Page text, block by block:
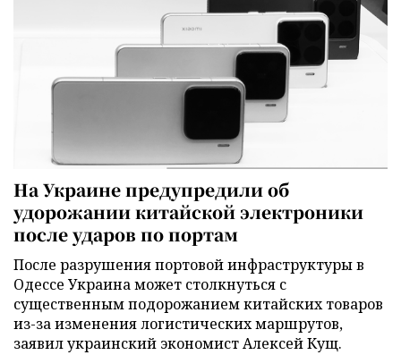
На Украине предупредили об
удорожании китайской электроники
после ударов по портам
После разрушения портовой инфраструктуры в
Одессе Украина может столкнуться с
существенным подорожанием китайских товаров
из-за изменения логистических маршрутов,
заявил украинский экономист Алексей Кущ.